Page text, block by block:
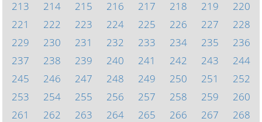
213
214 215 216 217 218 219
220
221
222 223 224 225 226 227
228
229
230 231 232 233 234 235
236
237
238 239 240 241 242 243
244
245
246 247 248 249 250 251
252
253
254 255 256 257 258 259
260
261
262 263 264 265 266 267
268